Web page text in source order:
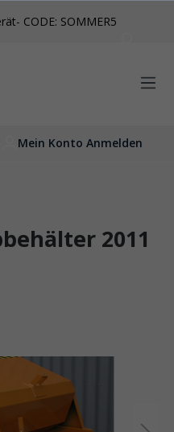
CODE: SOMMER5
Mein Konto Anmelden
2011